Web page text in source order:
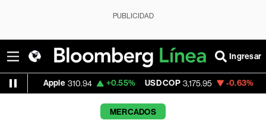
PUBLICIDAD
Ingresar
+0.55% USD COP 3,175.95 -0.63% Tesla 321.355
MERCADOS